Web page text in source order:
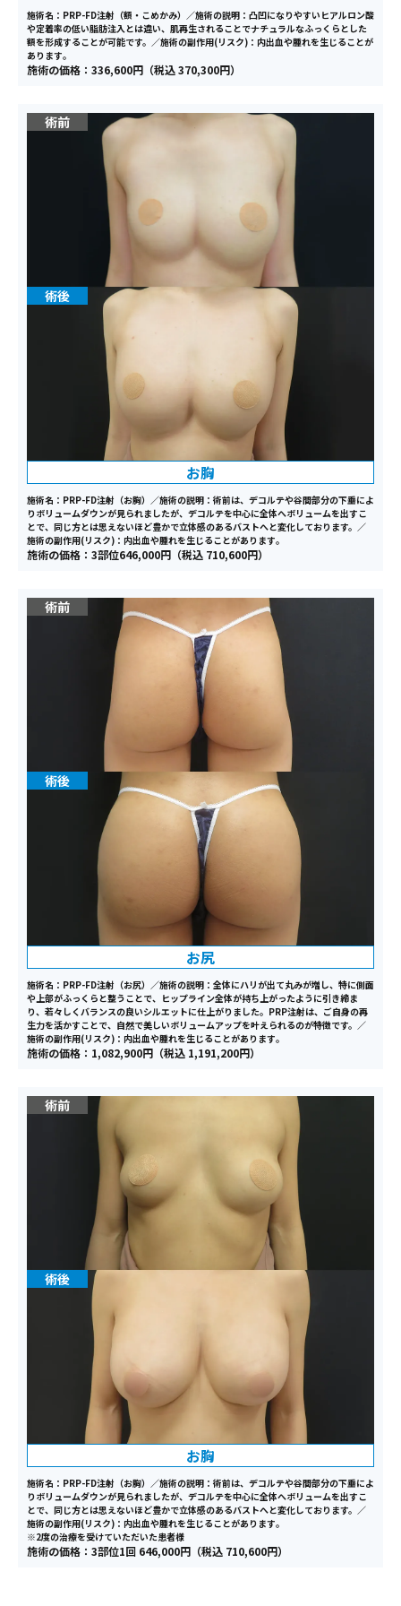
施術名：PRP-FD注射（額・こめかみ）／施術の説明：凸凹になりやすいヒアルロン酸
や定着率の低い脂肪注入とは違い、肌再生されることでナチュラルなふっくらとした
額を形成することが可能です。／施術の副作用(リスク)：内出血や腫れを生じることが
あります｡
施術の価格：336,600円（税込 370,300円）
お胸
施術名：PRP-FD注射（お胸）／施術の説明：術前は、デコルテや谷間部分の下垂によ
りボリュームダウンが見られましたが、デコルテを中心に全体へボリュームを出すこ
とで、同じ方とは思えないほど豊かで立体感のあるバストへと変化しております。／
施術の副作用(リスク)：内出血や腫れを生じることがあります｡
施術の価格：3部位646,000円（税込 710,600円）
お尻
施術名：PRP-FD注射（お尻）／施術の説明：全体にハリが出て丸みが増し、特に側面
や上部がふっくらと整うことで、ヒップライン全体が持ち上がったように引き締ま
り、若々しくバランスの良いシルエットに仕上がりました。PRP注射は、ご自身の再
生力を活かすことで、自然で美しいボリュームアップを叶えられるのが特徴です。／
施術の副作用(リスク)：内出血や腫れを生じることがあります｡
施術の価格：1,082,900円（税込 1,191,200円）
お胸
施術名：PRP-FD注射（お胸）／施術の説明：術前は、デコルテや谷間部分の下垂によ
りボリュームダウンが見られましたが、デコルテを中心に全体へボリュームを出すこ
とで、同じ方とは思えないほど豊かで立体感のあるバストへと変化しております。／
施術の副作用(リスク)：内出血や腫れを生じることがあります｡
※2度の治療を受けていただいた患者様
施術の価格：3部位1回 646,000円（税込 710,600円）